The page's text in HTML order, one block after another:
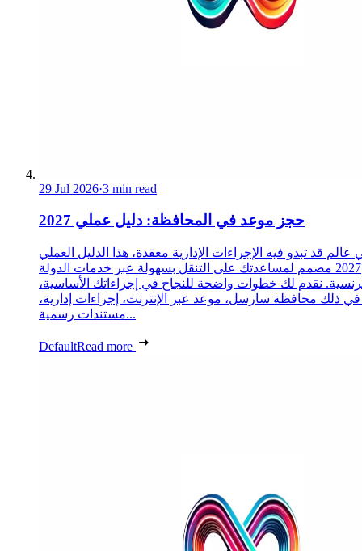
29 Jul 2026·3 min read
حجز موعد في المحافظة: دليل عملي 2027
عالم قد تبدو فيه الإجراءات الإدارية معقدة، هذا الدليل العملي
2027 مصمم لمساعدتك على التنقل بسهولة عبر خدمات الدولة
نقدم لك خطوات واضحة للنجاح في إجراءاتك الأساسية،
في ذلك محافظة سارسل، موعد عبر الإنترنت، إجراءات إدارية،
مستندات رسمية...
DefaultRead more